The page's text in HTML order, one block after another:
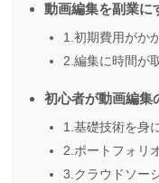
動画編集を副業に
1.初期費用がか
2.編集に時間が
初心者が動画編集
1.基礎技術を身
2.ポートフォリ
3.クラウドソー